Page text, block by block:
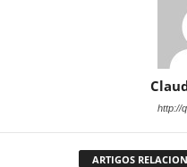
http://
ARTIGOS